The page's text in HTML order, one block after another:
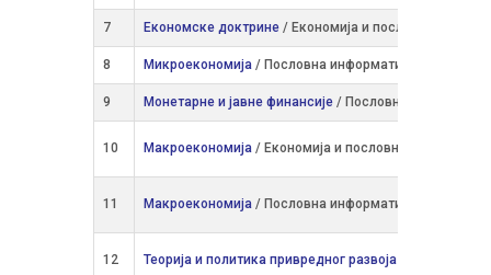
7 Економске доктрине / Економија и пословно
8 Микроекономија / Пословна информатика
9 Монетарне и јавне финансије / Пословна
10 Макроекономија / Економија и пословно управљање
11 Макроекономија / Пословна информатика
12 Теорија и политика привредног развоја